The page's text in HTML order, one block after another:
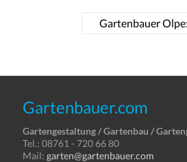
Gartenbauer
Gartenbauer.com
Gartengestaltung / Gartenbau /
Tel.: 08761 - 720 66 80
Mail:garten@gartenbauer.com